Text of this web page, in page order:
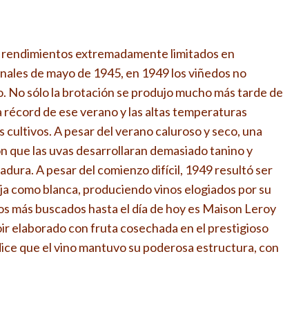
extremadamente limitados en
de mayo de 1945, en 1949 los viñedos no
sólo la brotación se produjo mucho más tarde de
de ese verano y las altas temperaturas
A pesar del verano caluroso y seco, una
las uvas desarrollaran demasiado tanino y
A pesar del comienzo difícil, 1949 resultó ser
como blanca, produciendo vinos elogiados por su
más buscados hasta el día de hoy es Maison Leroy
elaborado con fruta cosechada en el prestigioso
que el vino mantuvo su poderosa estructura, con